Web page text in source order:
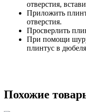
отверстия,
Приложить
отверстия.
Просверлить
При помощи
плинтус в
Похожие